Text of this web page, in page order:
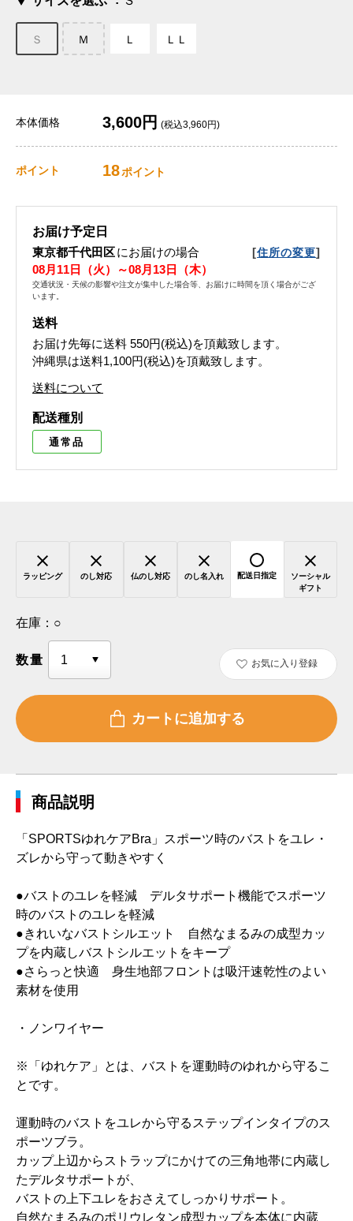
Ｓ Ｍ Ｌ ＬＬ
本体価格 3,600円 (税込3,960円)
ポイント 18ポイント
お届け予定日
東京都千代田区にお届けの場合 [住所の変更]
08月11日（火）～08月13日（木）
交通状況・天候の影響や注文が集中した場合等、お届けに時間を頂く場合がござ
います。
送料
お届け先毎に送料 550円(税込)を頂戴致します。
沖縄県は送料1,100円(税込)を頂戴致します。
送料について
配送種別
通常品
ラッピング のし対応 仏のし対応 のし名入れ 配送日指定
ソーシャル
ギフト
在庫： ○
数量 お気に入り登録
商品説明
「SPORTSゆれケアBra」スポーツ時のバストをユレ・
ズレから守って動きやすく
●バストのユレを軽減 デルタサポート機能でスポーツ
時のバストのユレを軽減
●きれいなバストシルエット 自然なまるみの成型カッ
プを内蔵しバストシルエットをキープ
●さらっと快適 身生地部フロントは吸汗速乾性のよい
素材を使用
・ノンワイヤー
※「ゆれケア」とは、バストを運動時のゆれから守るこ
とです。
運動時のバストをユレから守るステップインタイプのス
ポーツブラ。
カップ上辺からストラップにかけての三角地帯に内蔵し
たデルタサポートが、
バストの上下ユレをおさえてしっかりサポート。
自然なまるみのポリウレタン成型カップを本体に内蔵